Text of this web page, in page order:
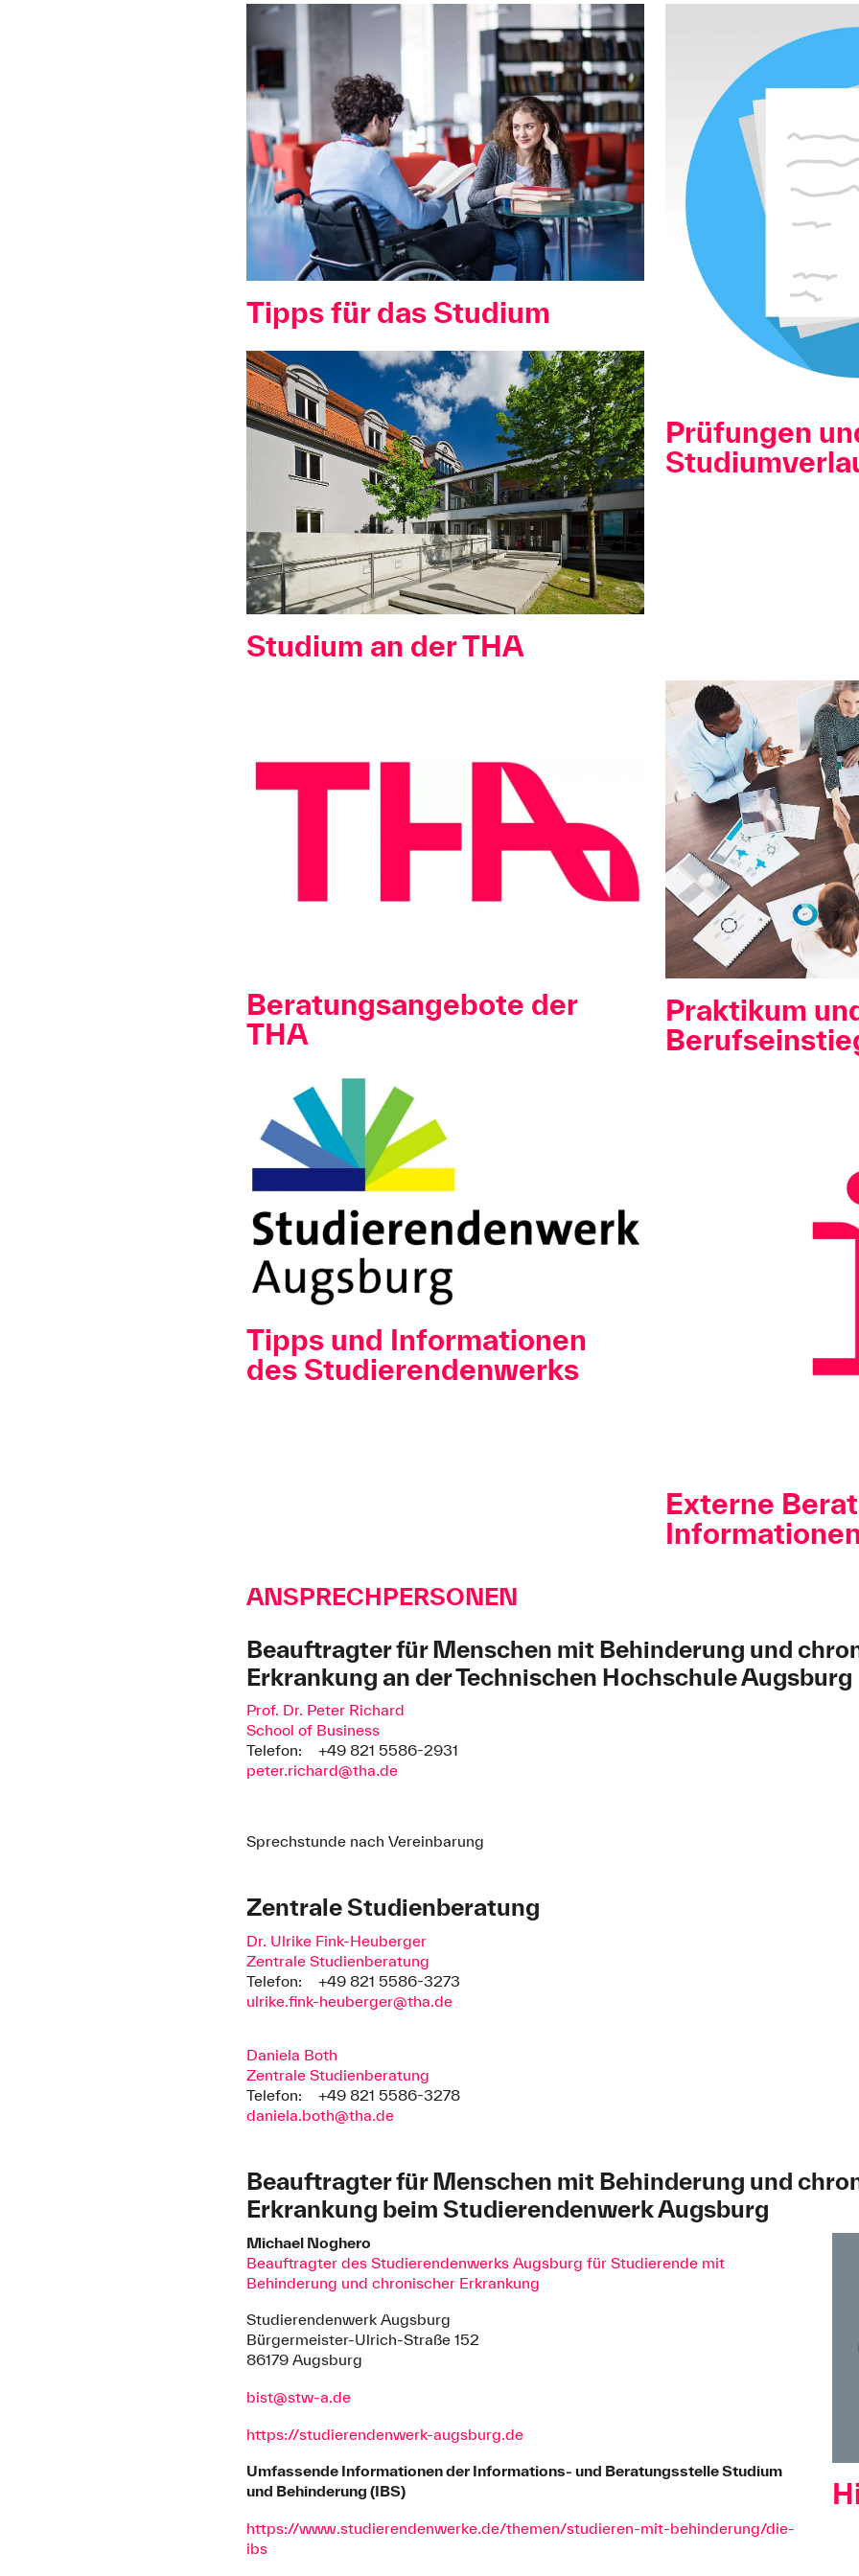
Tipps für das Studium
Studium an der THA
Prüfungen
Beratungsangebote der
THA
Praktikum
Tipps und Informationen
des Studierendenwerks
Externe
ANSPRECHPERSONEN
Beauftragter für Menschen mit Behinderung und
Erkrankung an der Technischen Hochschule Augsburg
Prof. Dr. Peter Richard
School of Business
Telefon:
+49 821 5586-2931
peter.richard@tha.de
Sprechstunde nach Vereinbarung
Zentrale Studienberatung
Dr. Ulrike Fink-Heuberger
Zentrale Studienberatung
Telefon:
+49 821 5586-3273
ulrike.fink-heuberger@tha.de
Daniela Both
Zentrale Studienberatung
Telefon:
+49 821 5586-3278
daniela.both@tha.de
Beauftragter für Menschen mit Behinderung und
Erkrankung beim Studierendenwerk Augsburg
Michael Noghero
Beauftragter des Studierendenwerks Augsburg für Studierende mit
Behinderung und chronischer Erkrankung
Studierendenwerk Augsburg
Bürgermeister-Ulrich-Straße 152
86179 Augsburg
bist@stw-a.de
https://studierendenwerk-augsburg.de
Umfassende Informationen der Informations- und Beratungsstelle Studium
und Behinderung (IBS)
https://www.studierendenwerke.de/themen/studieren-mit-behinderung/die-
ibs